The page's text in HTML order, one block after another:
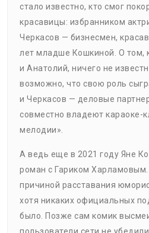
стало известно, кто смог
красавицы: избранником
Черкасов — бизнесмен,
лет младше Кошкиной. О том,
и Анатолий, ничего не
возможно, что свою роль
и Черкасов — деловые
совместно владеют караоке-
мелодии».
А ведь еще в 2021 году Яне
роман с Гариком
причиной расставания
хотя никаких официальных
было. Позже сам комик